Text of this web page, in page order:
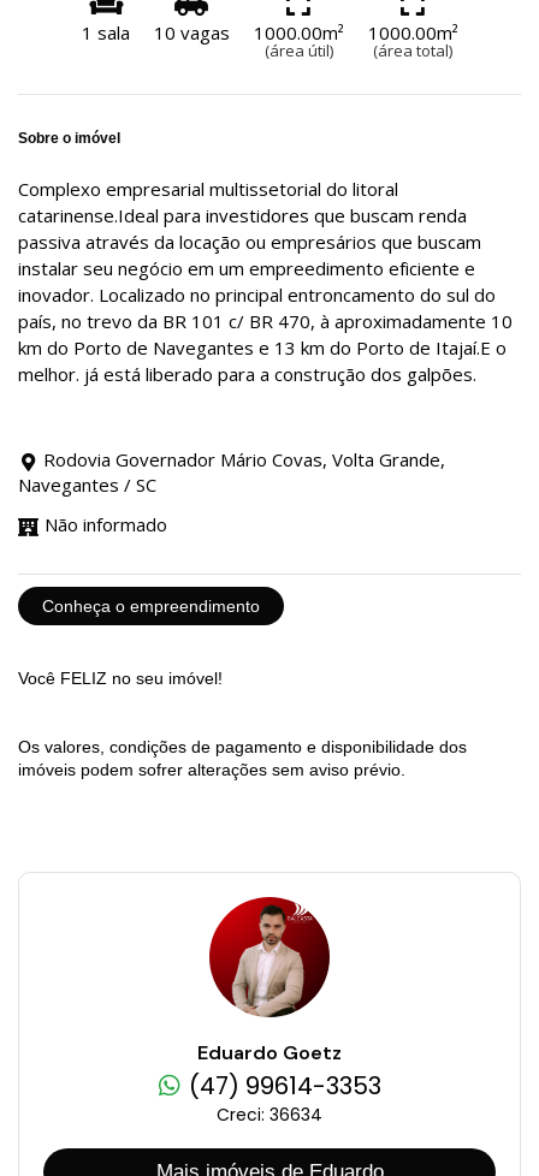
1 sala 10 vagas 1000.00m²
(área útil)
1000.00m²
(área total)
Sobre o imóvel
Complexo empresarial multissetorial do litoral
catarinense.Ideal para investidores que buscam renda
passiva através da locação ou empresários que buscam
instalar seu negócio em um empreedimento eficiente e
inovador. Localizado no principal entroncamento do sul do
país, no trevo da BR 101 c/ BR 470, à aproximadamente 10
km do Porto de Navegantes e 13 km do Porto de Itajaí.E o
melhor. já está liberado para a construção dos galpões.
Rodovia Governador Mário Covas, Volta Grande,
Navegantes / SC
Não informado
Conheça o empreendimento
Você FELIZ no seu imóvel!
Os valores, condições de pagamento e disponibilidade dos
imóveis podem sofrer alterações sem aviso prévio.
Eduardo Goetz
(47) 99614-3353
Creci: 36634